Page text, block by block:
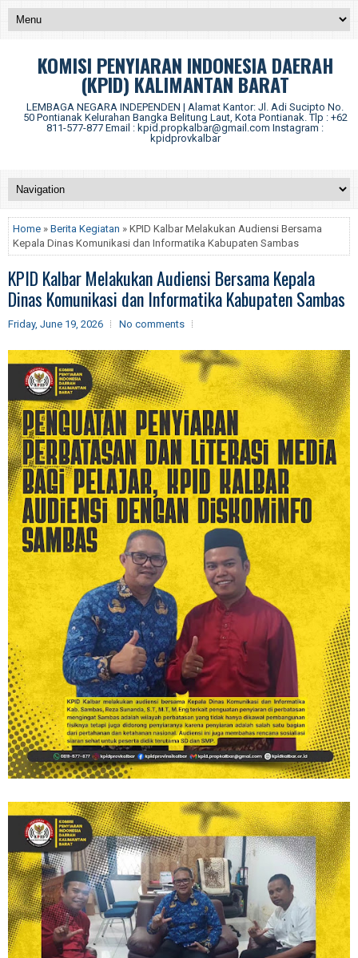
KOMISI PENYIARAN INDONESIA DAERAH
(KPID) KALIMANTAN BARAT
LEMBAGA NEGARA INDEPENDEN | Alamat Kantor: Jl. Adi Sucipto No.
50 Pontianak Kelurahan Bangka Belitung Laut, Kota Pontianak. Tlp : +62
811-577-877 Email : kpid.propkalbar@gmail.com Instagram :
kpidprovkalbar
Home » Berita Kegiatan » KPID Kalbar Melakukan Audiensi Bersama
Kepala Dinas Komunikasi dan Informatika Kabupaten Sambas
KPID Kalbar Melakukan Audiensi Bersama Kepala
Dinas Komunikasi dan Informatika Kabupaten Sambas
Friday, June 19, 2026 No comments